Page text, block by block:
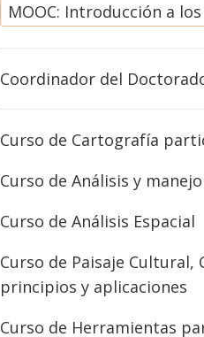
MOOC: Introducción a
Coordinador del
Curso de Cartografía
Curso de Análisis y
Curso de Análisis Espacial
Curso de Paisaje Cultural,
principios y aplicaciones
Curso de Herramientas